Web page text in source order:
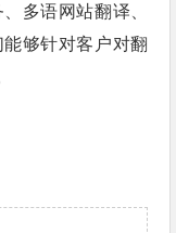
多语网站翻译、
够针对客户对翻